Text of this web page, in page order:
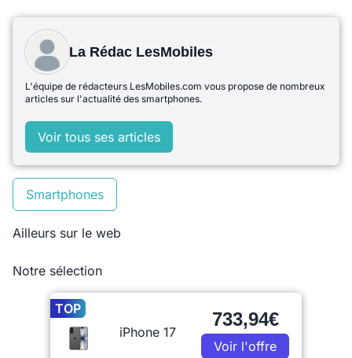
La Rédac LesMobiles
L'équipe de rédacteurs LesMobiles.com vous propose de nombreux
articles sur l'actualité des smartphones.
Voir tous ses articles
Smartphones
Ailleurs sur le web
Notre sélection
TOP
iPhone 17
733,94€
Voir l'offre